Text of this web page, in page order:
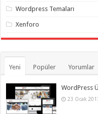
Wordpress Temaları
Xenforo
Yeni Popüler Yorumlar
WordPress
23 Ocak